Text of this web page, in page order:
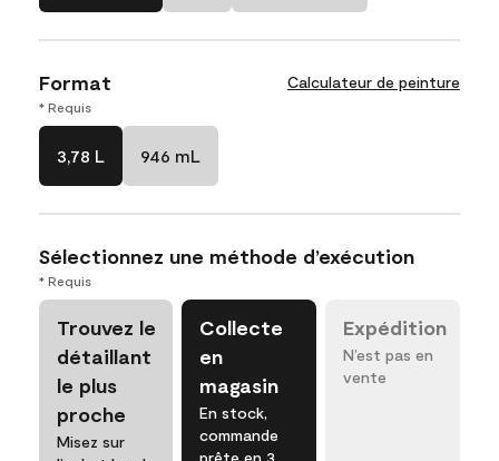
Format Calculateur de peinture
* Requis
3,78 L 946 mL
Sélectionnez une méthode d’exécution
* Requis
Trouvez le
détaillant
le plus
proche
Misez sur
Collecte
en
magasin
En stock,
commande
prête en 3
Expédition
N’est pas en
vente